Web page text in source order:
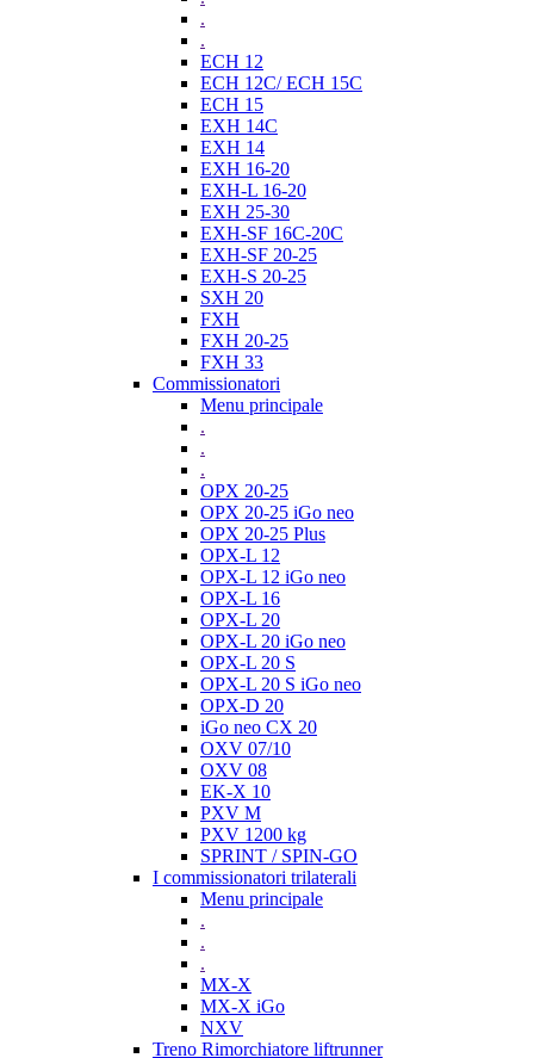
.
.
ECH 12
ECH 12C/ ECH 15C
ECH 15
EXH 14C
EXH 14
EXH 16-20
EXH-L 16-20
EXH 25-30
EXH-SF 16C-20C
EXH-SF 20-25
EXH-S 20-25
SXH 20
FXH
FXH 20-25
FXH 33
Commissionatori
Menu principale
.
.
.
OPX 20-25
OPX 20-25 iGo neo
OPX 20-25 Plus
OPX-L 12
OPX-L 12 iGo neo
OPX-L 16
OPX-L 20
OPX-L 20 iGo neo
OPX-L 20 S
OPX-L 20 S iGo neo
OPX-D 20
iGo neo CX 20
OXV 07/10
OXV 08
EK-X 10
PXV M
PXV 1200 kg
SPRINT / SPIN-GO
I commissionatori trilaterali
Menu principale
.
.
.
MX-X
MX-X iGo
NXV
Treno Rimorchiatore liftrunner